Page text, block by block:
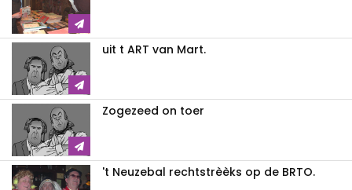
uit t ART van Mart.
Zogezeed on toer
't Neuzebal rechtstrèèks op de BRTO.